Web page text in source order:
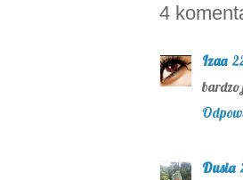
4
Izaa
bardzo
Dusia